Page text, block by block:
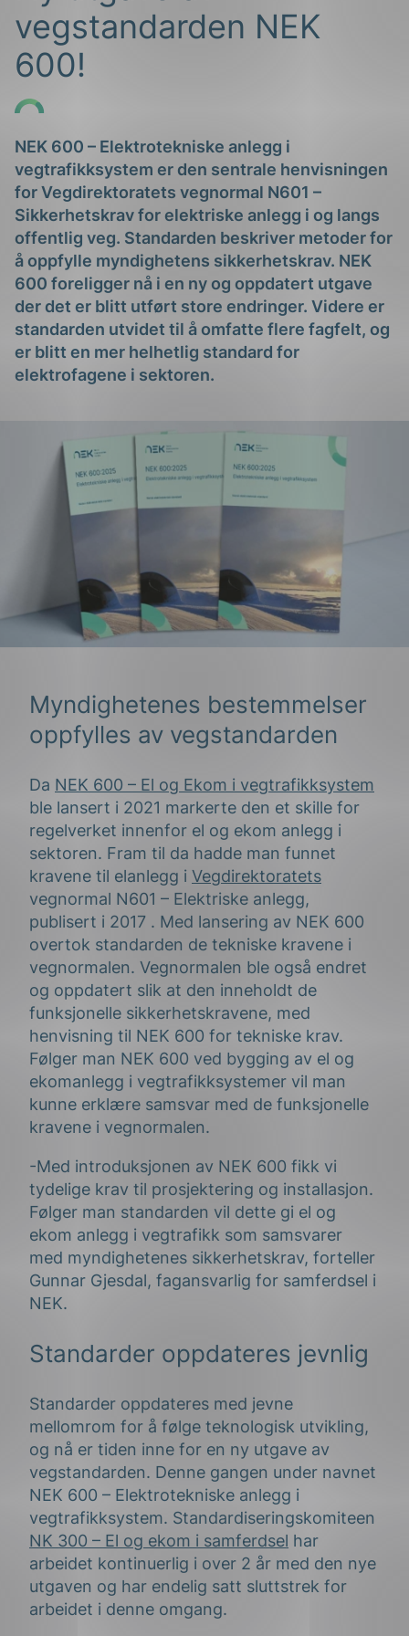
vegstandarden NEK
600!
NEK 600 – Elektrotekniske anlegg i
vegtrafikksystem er den sentrale henvisningen
for Vegdirektoratets vegnormal N601 –
Sikkerhetskrav for elektriske anlegg i og langs
offentlig veg. Standarden beskriver metoderfor
å oppfylle myndighetens sikkerhetskrav. NEK
600 foreligger nå i en ny og oppdatert utgave
der det er blitt utført store endringer. Videre er
standarden utvidet til å omfatte flere fagfelt, og
er blitt en mer helhetlig standard for
elektrofagene i sektoren.
Myndighetenes bestemmelser
oppfylles av vegstandarden
Da NEK 600 – El og Ekom i vegtrafikksystem
ble lansert i 2021 markerte den et skille for
regelverket innenfor el og ekom anlegg i
sektoren. Fram til da hadde man funnet
kravene til elanlegg i Vegdirektoratets
vegnormal N601 – Elektriske anlegg,
publisert i 2017 . Med lansering av NEK 600
overtok standarden de tekniske kravene i
vegnormalen. Vegnormalen ble også endret
og oppdatert slik at den inneholdt de
funksjonelle sikkerhetskravene, med
henvisning til NEK 600 for tekniske krav.
Følger man NEK 600 ved bygging av el og
ekomanlegg i vegtrafikksystemer vil man
kunne erklære samsvar med de funksjonelle
kravene i vegnormalen.
-Med introduksjonen av NEK 600 fikk vi
tydelige krav til prosjektering og installasjon.
Følger man standarden vil dette gi el og
ekom anlegg i vegtrafikk som samsvarer
med myndighetenes sikkerhetskrav, forteller
Gunnar Gjesdal, fagansvarlig for samferdsel i
NEK.
Standarder oppdateres jevnlig
Standarder oppdateres med jevne
mellomrom for å følge teknologisk utvikling,
og nå er tiden inne for en ny utgave av
vegstandarden. Denne gangen under navnet
NEK 600 – Elektrotekniske anlegg i
vegtrafikksystem. Standardiseringskomiteen
NK 300 – El og ekom i samferdsel har
arbeidet kontinuerlig i over 2 år med den nye
utgaven og har endelig satt sluttstrek for
arbeidet i denne omgang.